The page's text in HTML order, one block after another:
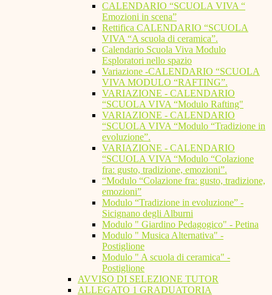
CALENDARIO “SCUOLA VIVA “
Emozioni in scena”
Rettifica CALENDARIO “SCUOLA
VIVA “A scuola di ceramica”.
Calendario Scuola Viva Modulo
Esploratori nello spazio
Variazione -CALENDARIO “SCUOLA
VIVA MODULO “RAFTING”.
VARIAZIONE - CALENDARIO
“SCUOLA VIVA “Modulo Rafting"
VARIAZIONE - CALENDARIO
“SCUOLA VIVA “Modulo “Tradizione in
evoluzione”.
VARIAZIONE - CALENDARIO
“SCUOLA VIVA “Modulo “Colazione
fra: gusto, tradizione, emozioni”.
“Modulo “Colazione fra: gusto, tradizione,
emozioni”
Modulo “Tradizione in evoluzione” -
Sicignano degli Alburni
Modulo " Giardino Pedagogico" - Petina
Modulo " Musica Alternativa" -
Postiglione
Modulo " A scuola di ceramica" -
Postiglione
AVVISO DI SELEZIONE TUTOR
ALLEGATO 1 GRADUATORIA